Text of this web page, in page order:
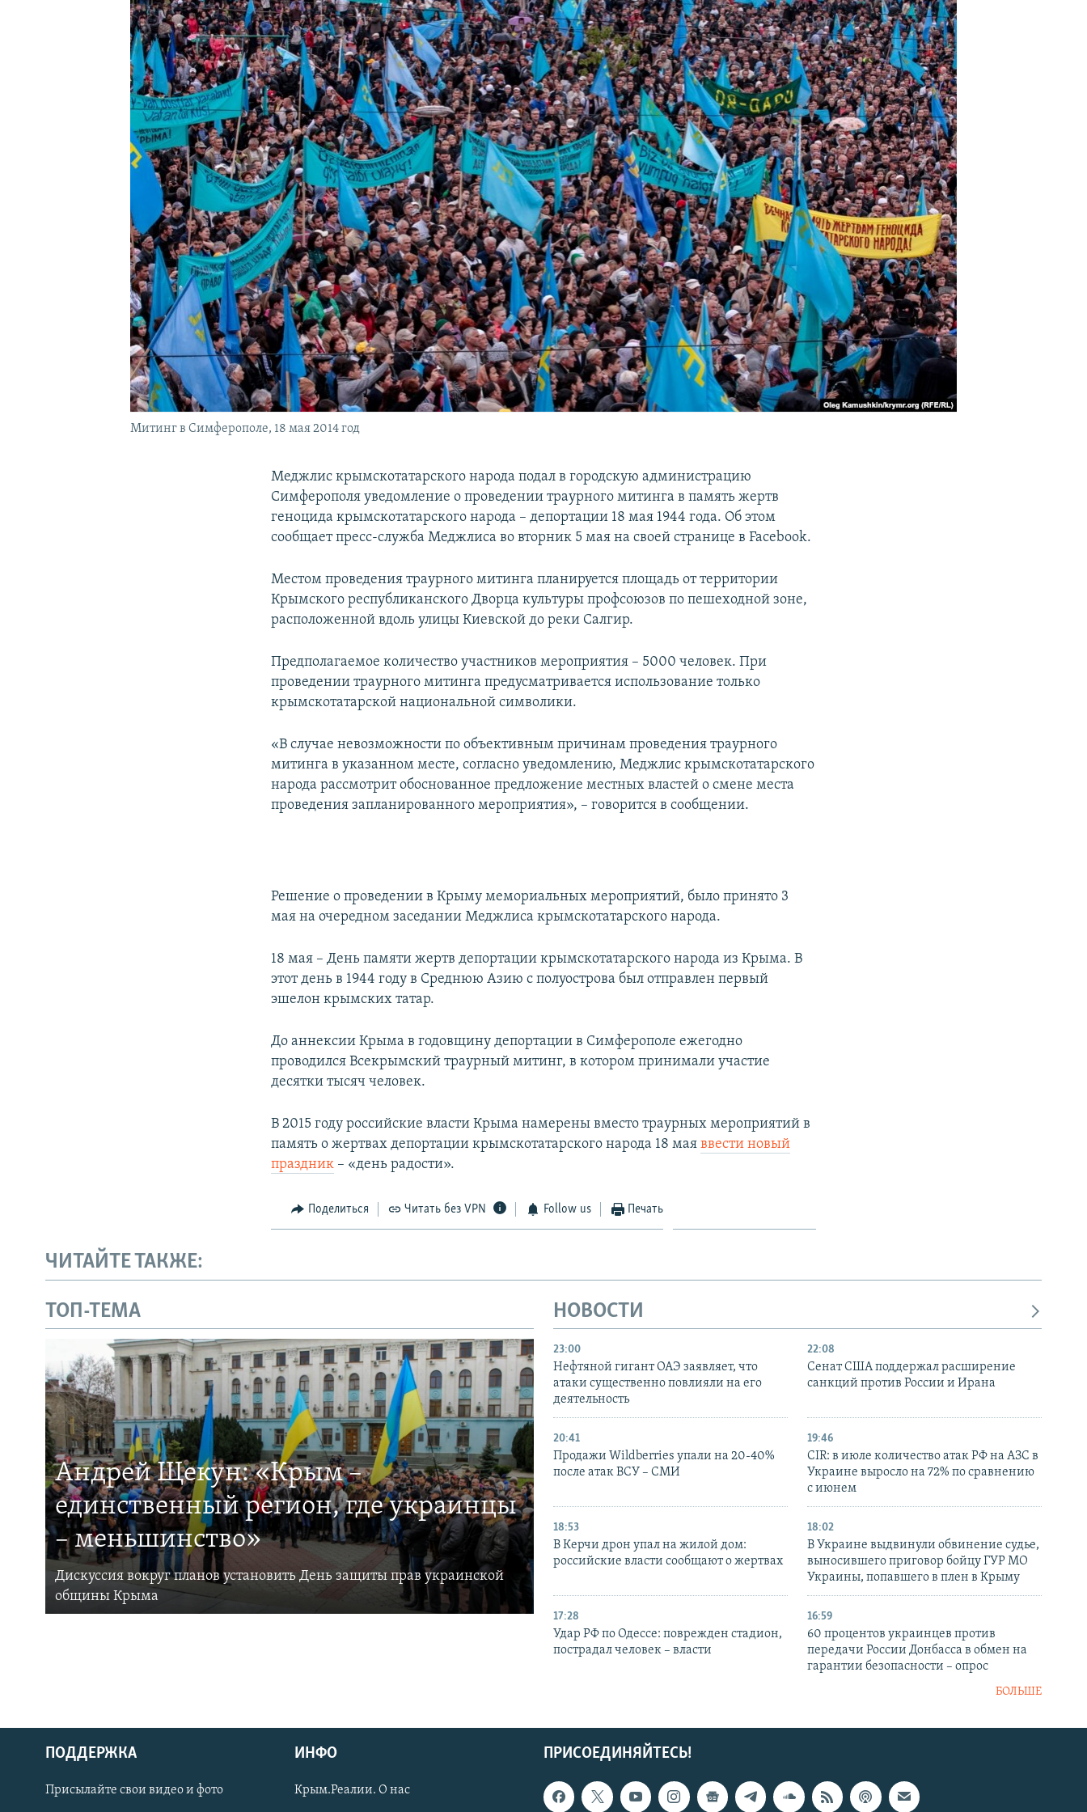
КРЫМ.НЕПОКОРЕННЫЙ
УКРАИНСКАЯ ПРОБЛЕМА КРЫМА
Українською
Митинг в Симферополе, 18 мая 2014 год
Меджлис крымскотатарского народа подал в городскую администрацию
Симферополя уведомление о проведении траурного митинга в память жертв
геноцида крымскотатарского народа – депортации 18 мая 1944 года. Об этом
сообщает пресс-служба Меджлиса во вторник 5 мая на своей странице в Facebook.
Местом проведения траурного митинга планируется площадь от территории
Крымского республиканского Дворца культуры профсоюзов по пешеходной зоне,
расположенной вдоль улицы Киевской до реки Салгир.
Предполагаемое количество участников мероприятия – 5000 человек. При
проведении траурного митинга предусматривается использование только
крымскотатарской национальной символики.
«В случае невозможности по объективным причинам проведения траурного
митинга в указанном месте, согласно уведомлению, Меджлис крымскотатарского
народа рассмотрит обоснованное предложение местных властей о смене места
проведения запланированного мероприятия», – говорится в сообщении.
Решение о проведении в Крыму мемориальных мероприятий, было принято 3
мая на очередном заседании Меджлиса крымскотатарского народа.
18 мая – День памяти жертв депортации крымскотатарского народа из Крыма. В
этот день в 1944 году в Среднюю Азию с полуострова был отправлен первый
эшелон крымских татар.
До аннексии Крыма в годовщину депортации в Симферополе ежегодно
проводился Всекрымский траурный митинг, в котором принимали участие
десятки тысяч человек.
В 2015 году российские власти Крыма намерены вместо траурных мероприятий в
память о жертвах депортации крымскотатарского народа 18 маяввести новый
праздник – «день радости».
Поделиться Читать без VPN Follow us Печать
ЧИТАЙТЕ ТАКЖЕ:
ТОП-ТЕМА
Андрей Щекун: «Крым –
единственный регион, где украинцы
– меньшинство»
Дискуссия вокруг планов установить День защиты прав украинской
общины Крыма
НОВОСТИ
23:00
Нефтяной гигант ОАЭ заявляет, что
атаки существенно повлияли на его
деятельность
22:08
Сенат США поддержал расширение
санкций против России и Ирана
20:41
Продажи Wildberries упали на 20-40%
после атак ВСУ – СМИ
19:46
CIR: в июле количество атак РФ на АЗС в
Украине выросло на 72% по сравнению
с июнем
18:53
В Керчи дрон упал на жилой дом:
российские власти сообщают о жертвах
18:02
В Украине выдвинули обвинение судье,
выносившего приговор бойцу ГУР МО
Украины, попавшего в плен в Крыму
17:28
Удар РФ по Одессе: поврежден стадион,
пострадал человек – власти
16:59
60 процентов украинцев против
передачи России Донбасса в обмен на
гарантии безопасности – опрос
БОЛЬШЕ
ПРИСОЕДИНЯЙТЕСЬ!
ПОДДЕРЖКА
Присылайте свои видео и фото
ИНФО
Крым.Реалии. О нас